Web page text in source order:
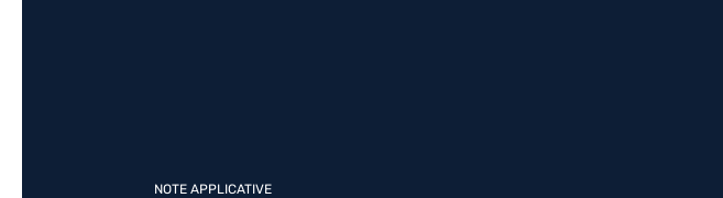
NOTE APPLICATIVE